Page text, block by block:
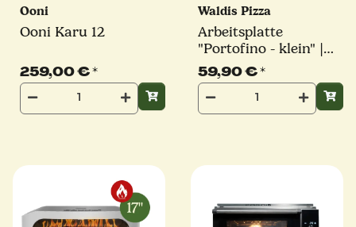
Ooni
Ooni Karu 12
259,00 €*
Waldis Pizza
Arbeitsplatte
"Portofino - klein" |
48 x 48,5 x 2,5 cm |
Waldis Pizza
59,90 €*